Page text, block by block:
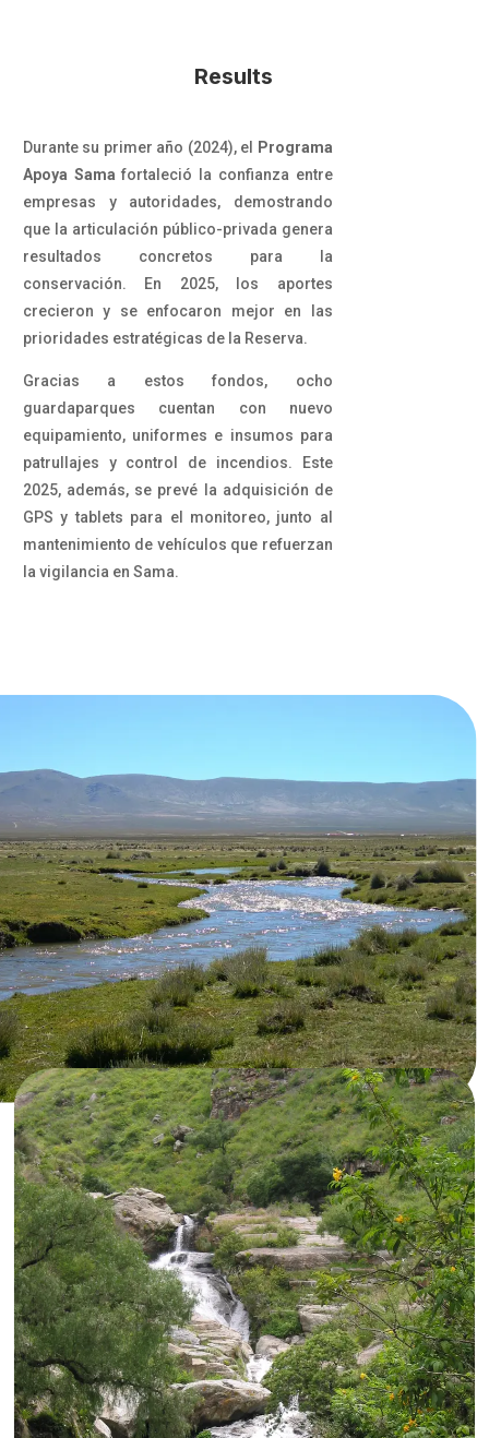
Results
Durante su primer año (2024), el Programa
Apoya Sama fortaleció la confianza entre
empresas y autoridades, demostrando
que la articulación público-privada genera
resultados concretos para la
conservación. En 2025, los aportes
crecieron y se enfocaron mejor en las
prioridades estratégicas de la Reserva.
Gracias a estos fondos, ocho
guardaparques cuentan con nuevo
equipamiento, uniformes e insumos para
patrullajes y control de incendios. Este
2025, además, se prevé la adquisición de
GPS y tablets para el monitoreo, junto al
mantenimiento de vehículos que refuerzan
la vigilancia en Sama.